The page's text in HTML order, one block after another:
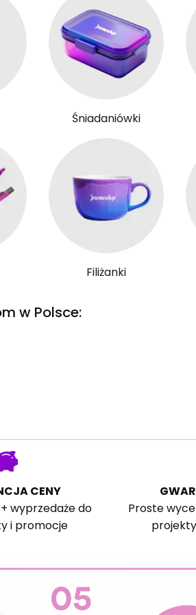
Śniadaniówki
Filiżanki
w Polsce:
CENY
wyprzedaże do
i promocje
Proste